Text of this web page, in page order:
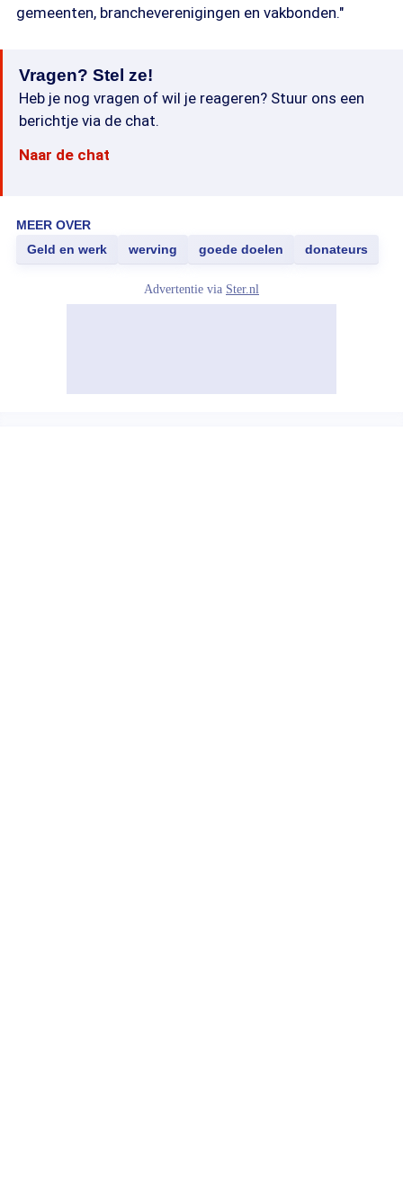
gemeenten, brancheverenigingen en vakbonden."
Vragen? Stel ze!
Heb je nog vragen of wil je reageren? Stuur ons een
berichtje via de chat.
Naar de chat
MEER OVER
Geld en werk
werving goede doelen donateurs
Advertentie via Ster.nl